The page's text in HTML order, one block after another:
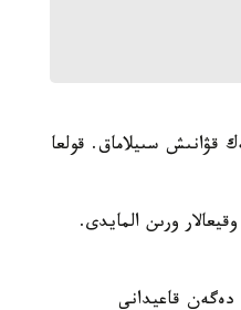
قۋانىش سىيلاماق. قولعا
ورىن المايدى.
دەگەن قاعيدانى